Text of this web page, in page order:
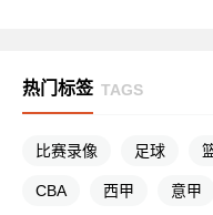
热门标签 TAGS
比赛录像 足球
CBA 西甲 意甲